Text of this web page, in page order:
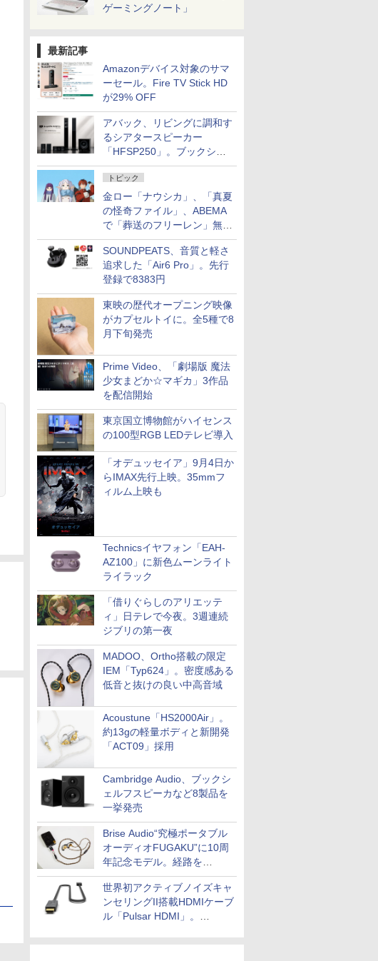
ゲーミングノート」
最新記事
Amazonデバイス対象のサマ
ーセール。Fire TV Stick HD
が29% OFF
アバック、リビングに調和す
るシアタースピーカー
「HFSP250」。ブックシェ
ルフはペア3万円以下
トピック
金ロー「ナウシカ」、「真夏
の怪奇ファイル」、ABEMA
で「葬送のフリーレン」無料
配信など。夏の特番・配信情
報
SOUNDPEATS、音質と軽さ
追求した「Air6 Pro」。先行
登録で8383円
東映の歴代オープニング映像
がカプセルトイに。全5種で8
月下旬発売
Prime Video、「劇場版 魔法
少女まどか☆マギカ」3作品
を配信開始
東京国立博物館がハイセンス
の100型RGB LEDテレビ導入
「オデュッセイア」9月4日か
らIMAX先行上映。35mmフ
ィルム上映も
Technicsイヤフォン「EAH-
AZ100」に新色ムーンライト
ライラック
「借りぐらしのアリエッテ
ィ」日テレで今夜。3週連続
ジブリの第一夜
MADOO、Ortho搭載の限定
IEM「Typ624」。密度感ある
低音と抜けの良い中高音域
Acoustune「HS2000Air」。
約13gの軽量ボディと新開発
「ACT09」採用
Cambridge Audio、ブックシ
ェルフスピーカなど8製品を
一挙発売
Brise Audio“究極ポータブル
オーディオFUGAKU”に10周
年記念モデル。経路を
NISHIKIで統一。400万円
世界初アクティブノイズキャ
ンセリングII搭載HDMIケーブ
ル「Pulsar HDMI」。